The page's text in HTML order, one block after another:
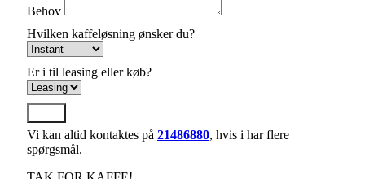
Behov
Hvilken kaffeløsning ønsker du?
Er i til leasing eller køb?
Vi kan altid kontaktes på 21486880, hvis i har flere
spørgsmål.